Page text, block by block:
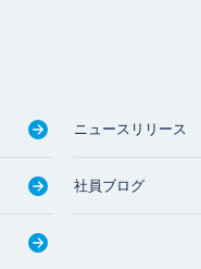
ニュースリリース
社員ブログ